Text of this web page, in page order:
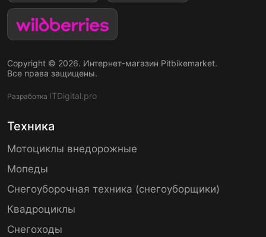
Copyright © 2026. Интернет-магазин Pitbikemarket.
Все права защищены.
Разработка ITDigital.pro
Техника
Мотоциклы внедорожные
Мопеды
Снегоуборочная техника (снегоуборщики)
Квадроциклы
Снегоходы